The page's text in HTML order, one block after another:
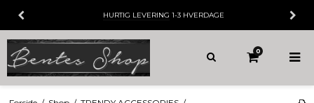
1-3 HVERDAGE
0